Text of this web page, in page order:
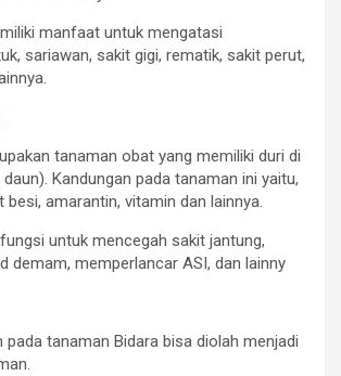
manfaat untuk mengatasi
sariawan, sakit gigi, rematik, sakit perut,
tanaman obat yang memiliki duri di
Kandungan pada tanaman ini yaitu,
besi, amarantin, vitamin dan lainnya.
untuk mencegah sakit jantung,
demam, memperlancar ASI, dan lainny
pada tanaman Bidara bisa diolah menjadi